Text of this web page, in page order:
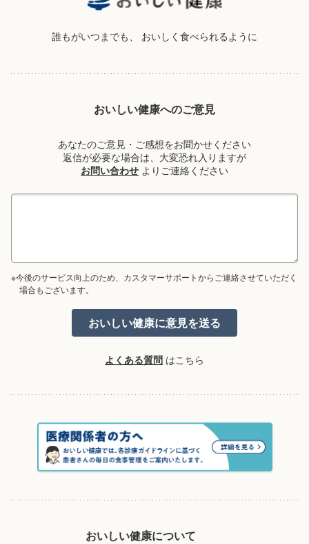
誰もがいつまでも、 おいしく食べられるように
おいしい健康へのご意見
あなたのご意見・ご感想をお聞かせください
返信が必要な場合は、大変恐れ入りますが
お問い合わせ よりご連絡ください
※今後のサービス向上のため、カスタマーサポートからご連絡させていただく
場合もございます。
よくある質問 はこちら
おいしい健康について